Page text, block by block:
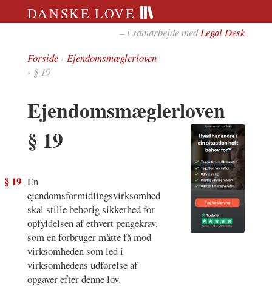
DANSKE LOVE
– i samarbejde medLegal Desk
Forside› Ejendomsmæglerloven
› § 19
Ejendomsmæglerloven
§ 19
§ 19 En
ejendomsformidlingsvirksomhed
skal stille behørig sikkerhed for
opfyldelsen af ethvert pengekrav,
som en forbruger måtte få mod
virksomheden som led i
virksomhedens udførelse af
opgaver efter denne lov.